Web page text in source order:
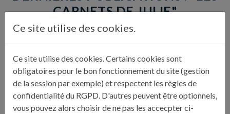
CARNETS DE JULIE"
Ce site utilise des cookies.
Ce site utilise des cookies. Certains cookies sont
obligatoires pour le bon fonctionnement du site (gestion
de la session par exemple) et respectent les règles de
confidentialité du RGPD. D'autres peuvent être optionnels,
vous pouvez alors choisir de ne pas les accecpter ci-